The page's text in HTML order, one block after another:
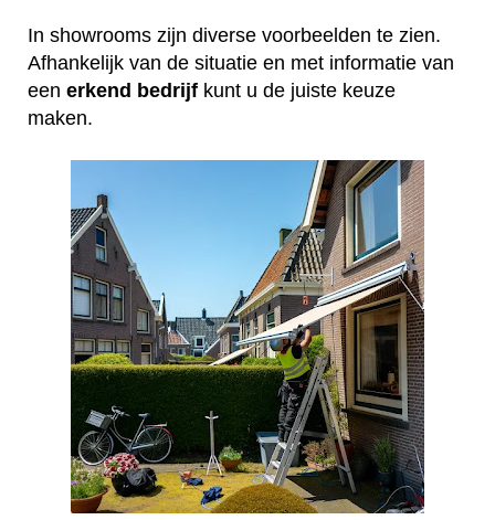
In showrooms zijn diverse voorbeelden te zien.
Afhankelijk van de situatie en met informatie van
een erkend bedrijf kunt u de juiste keuze
maken.